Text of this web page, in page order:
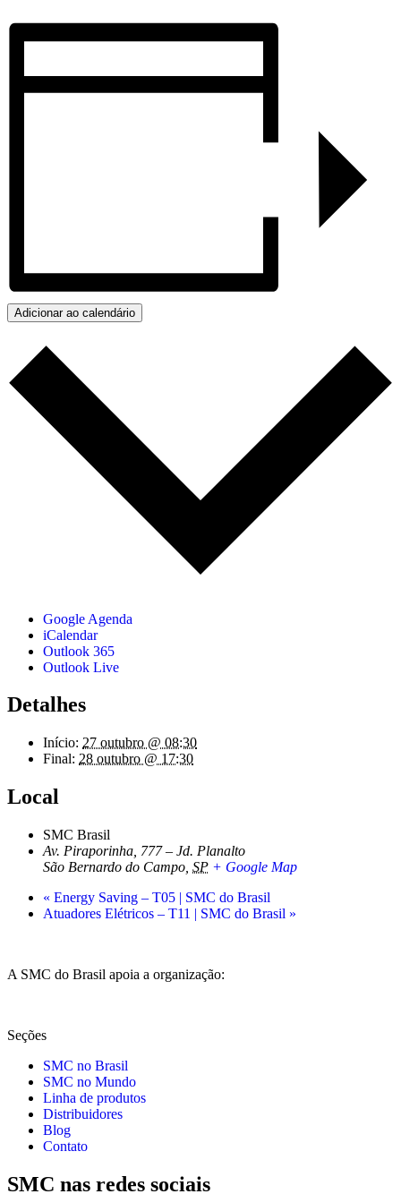
Adicionar ao calendário
Google Agenda
iCalendar
Outlook 365
Outlook Live
Detalhes
Início: 27 outubro @ 08:30
Final: 28 outubro @ 17:30
Local
SMC Brasil
Av. Piraporinha, 777 – Jd. Planalto
São Bernardo do Campo SP + Google Map
« Energy Saving – T05 | SMC do Brasil
Atuadores Elétricos – T11 | SMC do Brasil »
A SMC do Brasil apoia a organização:
Seções
SMC no Brasil
SMC no Mundo
Linha de produtos
Distribuidores
Blog
Contato
SMC nas redes sociais